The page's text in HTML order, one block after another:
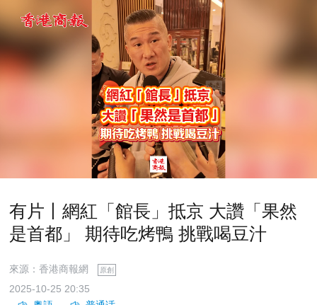
有片丨網紅「館長」抵京 大讚「果然
是首都」 期待吃烤鴨 挑戰喝豆汁
來源：香港商報網 原創
2025-10-25 20:35